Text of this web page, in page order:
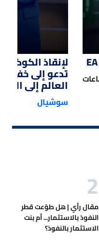
لإنقاذ
تدعو إلى
العالم إلى
سوشيال
مقال رأي | هل طوّعت قطر
النفوذ بالاستثمار... أم بنت
الاستثمار بالنفوذ؟